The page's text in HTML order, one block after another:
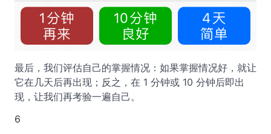
最后，我们评估自己的掌握情况：如果掌握情况好，就让
它在几天后再出现；反之，在 1 分钟或 10 分钟后即出
现，让我们再考验一遍自己。
6